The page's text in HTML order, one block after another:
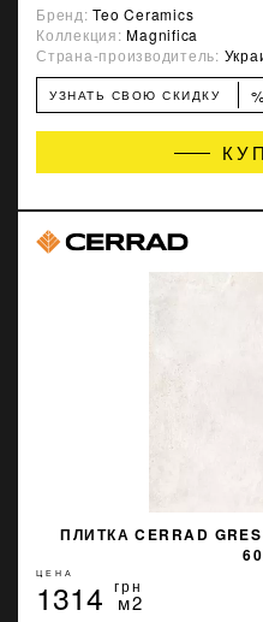
Бренд:Teo Ceramics
Коллекция:Magnifica
Страна-производитель:
УЗНАТЬ СВОЮ СКИДКУ %
ПЛИТКА CERRAD
ЦЕНА
1314 грн
м2